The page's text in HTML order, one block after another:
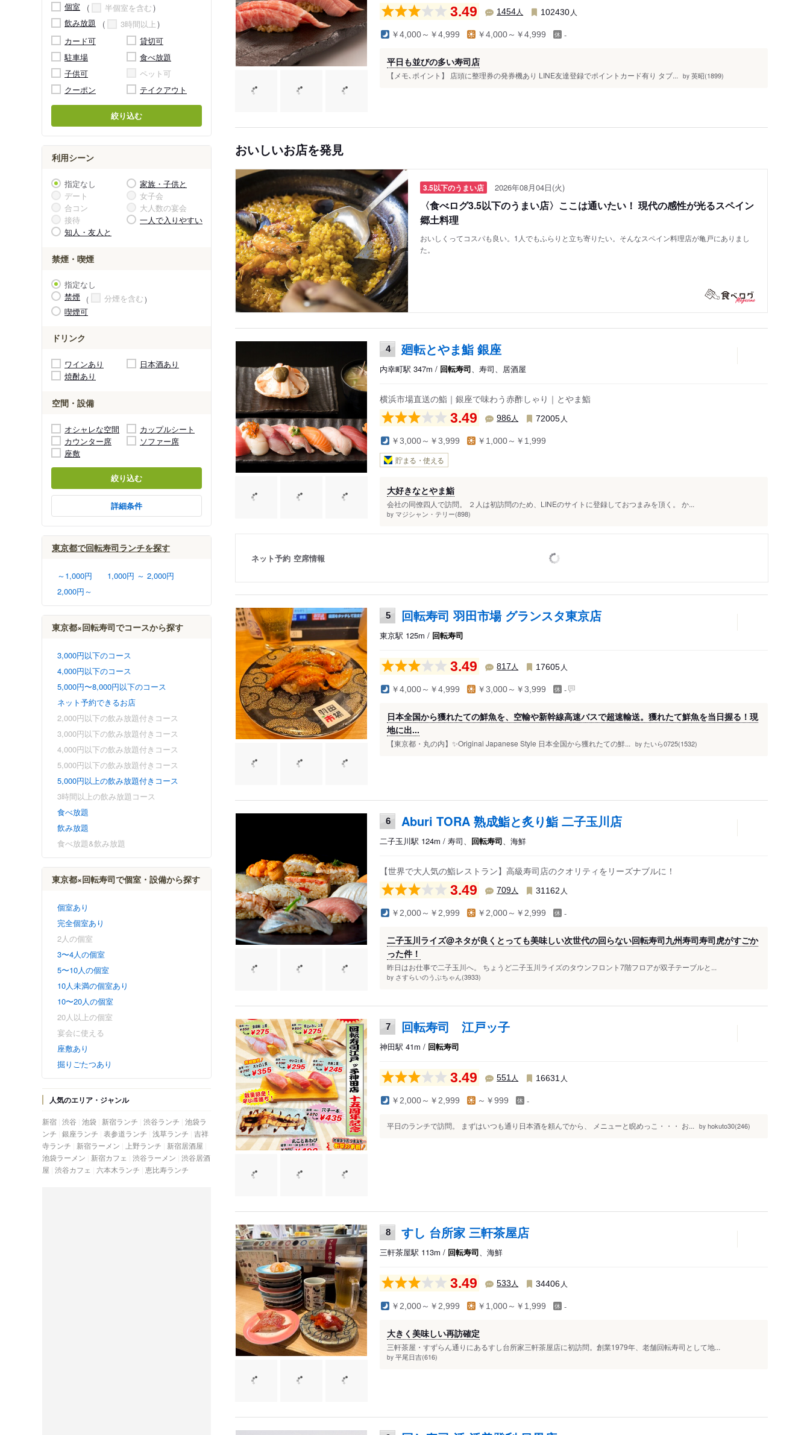
個室
半個室を含む
飲み放題
3時間以上
カード可
貸切可
駐車場
食べ放題
子供可
ペット可
クーポン
テイクアウト
絞り込む
利用シーン
指定なし
家族・子供と
デート
女子会
合コン
大人数の宴会
接待
一人で入りやすい
知人・友人と
禁煙・喫煙
指定なし
禁煙
分煙を含む
喫煙可
ドリンク
ワインあり
日本酒あり
焼酎あり
空間・設備
オシャレな空間
カップルシート
カウンター席
ソファー席
座敷
絞り込む
詳細条件
東京都で回転寿司ランチを探す
～1,000円
1,000円 ～ 2,000円
2,000円～
東京都×回転寿司でコースから探す
3,000円以下のコース
4,000円以下のコース
5,000円〜8,000円以下のコース
ネット予約できるお店
2,000円以下の飲み放題付きコース
3,000円以下の飲み放題付きコース
4,000円以下の飲み放題付きコース
5,000円以下の飲み放題付きコース
5,000円以上の飲み放題付きコース
3時間以上の飲み放題コース
食べ放題
飲み放題
食べ放題&飲み放題
東京都×回転寿司で個室・設備から探す
個室あり
完全個室あり
2人の個室
3〜4人の個室
5〜10人の個室
10人未満の個室あり
10〜20人の個室
20人以上の個室
宴会に使える
座敷あり
掘りごたつあり
人気のエリア・ジャンル
新宿 渋谷 池袋 新宿ランチ 渋谷ランチ 池袋ラ
ンチ 銀座ランチ 表参道ランチ 浅草ランチ 吉祥
寺ランチ
新宿ラーメン 上野ランチ
新宿居酒屋
池袋ラーメン
新宿カフェ 渋谷ラーメン 渋谷居酒
屋 渋谷カフェ 六本木ランチ 恵比寿ランチ
3.49 1454人 102430 人
￥4,000～￥4,999 ￥4,000～￥4,999 -
平日も並びの多い寿司店
【メモ､ポイント】 店頭に整理券の発券機あり LINE友達登録でポイントカード有り タブ... by 英昭(1899)
おいしいお店を発見
3.5以下のうまい店 2026年08月04日(火)
〈食べログ3.5以下のうまい店〉ここは通いたい！ 現代の感性が光るスペイン
郷土料理
おいしくってコスパも良い。1人でもふらりと立ち寄りたい。そんなスペイン料理店が亀戸にありまし
た。
4 廻転とやま鮨 銀座
内幸町駅 347m / 回転寿司、寿司、居酒屋
横浜市場直送の鮨｜銀座で味わう赤酢しゃり｜とやま鮨
3.49 986人 72005 人
￥3,000～￥3,999 ￥1,000～￥1,999
貯まる・使える
大好きなとやま鮨
会社の同僚四人で訪問。 ２人は初訪問のため、LINEのサイトに登録しておつまみを頂く。 か...
by マジシャン・テリー(898)
ネット予約 空席情報
5 回転寿司 羽田市場 グランスタ東京店
東京駅 125m / 回転寿司
3.49 817 人 17605 人
￥4,000～￥4,999 ￥3,000～￥3,999 -
日本全国から獲れたての鮮魚を、空輸や新幹線高速バスで超速輸送。獲れたて鮮魚を当日握る！現
地に出...
【東京都・丸の内】✨Original Japanese Style 日本全国から獲れたての鮮... by たいら0725(1532)
6 Aburi TORA 熟成鮨と炙り鮨 二子玉川店
二子玉川駅 124m / 寿司、 回転寿司、海鮮
【世界で大人気の鮨レストラン】高級寿司店のクオリティをリーズナブルに！
3.49 709人 31162 人
￥2,000～￥2,999 ￥2,000～￥2,999 -
二子玉川ライズ@ネタが良くとっても美味しい次世代の回らない回転寿司九州寿司寿司虎がすごか
った件！
昨日はお仕事で二子玉川へ。 ちょうど二子玉川ライズのタウンフロント7階フロアが双子テーブルと...
by さすらいのうぶちゃん(3933)
7 回転寿司 江戸ッ子
神田駅 41m / 回転寿司
3.49 551 人 16631 人
￥2,000～￥2,999 ～￥999 -
平日のランチで訪問。 まずはいつも通り日本酒を頼んでから、 メニューと睨めっこ・・・ お... by hokuto30(246)
8 すし 台所家 三軒茶屋店
三軒茶屋駅 113m / 回転寿司、海鮮
3.49 533 人 34406 人
￥2,000～￥2,999 ￥1,000～￥1,999 -
大きく美味しい再訪確定
三軒茶屋・すずらん通りにあるすし台所家三軒茶屋店に初訪問。創業1979年、老舗回転寿司として地...
by 平尾日吉(616)